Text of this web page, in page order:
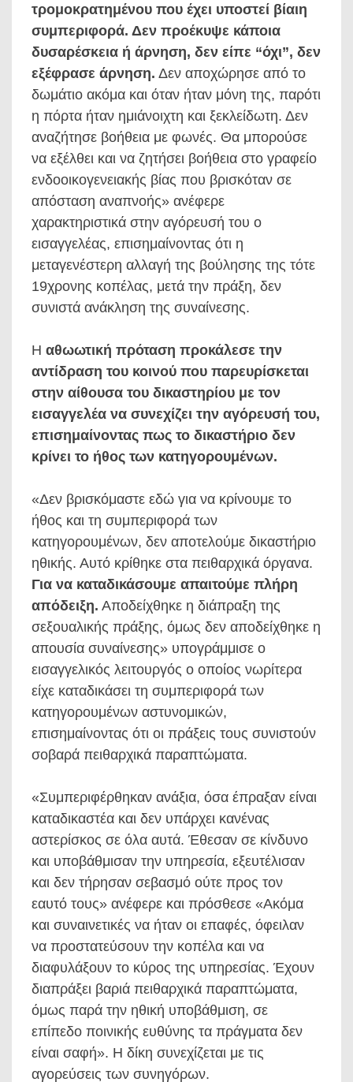
τρομοκρατημένου που έχει υποστεί βίαιη
συμπεριφορά. Δεν προέκυψε κάποια
δυσαρέσκεια ή άρνηση, δεν είπε “όχι”, δεν
εξέφρασε άρνηση. Δεν αποχώρησε από το
δωμάτιο ακόμα και όταν ήταν μόνη της, παρότι
η πόρτα ήταν ημιάνοιχτη και ξεκλείδωτη. Δεν
αναζήτησε βοήθεια με φωνές. Θα μπορούσε
να εξέλθει και να ζητήσει βοήθεια στο γραφείο
ενδοοικογενειακής βίας που βρισκόταν σε
απόσταση αναπνοής» ανέφερε
χαρακτηριστικά στην αγόρευσή του ο
εισαγγελέας, επισημαίνοντας ότι η
μεταγενέστερη αλλαγή της βούλησης της τότε
19χρονης κοπέλας, μετά την πράξη, δεν
συνιστά ανάκληση της συναίνεσης.
Η αθωωτική πρόταση προκάλεσε την
αντίδραση του κοινού που παρευρίσκεται
στην αίθουσα του δικαστηρίου με τον
εισαγγελέα να συνεχίζει την αγόρευσή του,
επισημαίνοντας πως το δικαστήριο δεν
κρίνει το ήθος των κατηγορουμένων.
«Δεν βρισκόμαστε εδώ για να κρίνουμε το
ήθος και τη συμπεριφορά των
κατηγορουμένων, δεν αποτελούμε δικαστήριο
ηθικής. Αυτό κρίθηκε στα πειθαρχικά όργανα.
Για να καταδικάσουμε απαιτούμε πλήρη
απόδειξη. Αποδείχθηκε η διάπραξη της
σεξουαλικής πράξης, όμως δεν αποδείχθηκε η
απουσία συναίνεσης» υπογράμμισε ο
εισαγγελικός λειτουργός ο οποίος νωρίτερα
είχε καταδικάσει τη συμπεριφορά των
κατηγορουμένων αστυνομικών,
επισημαίνοντας ότι οι πράξεις τους συνιστούν
σοβαρά πειθαρχικά παραπτώματα.
«Συμπεριφέρθηκαν ανάξια, όσα έπραξαν είναι
καταδικαστέα και δεν υπάρχει κανένας
αστερίσκος σε όλα αυτά. Έθεσαν σε κίνδυνο
και υποβάθμισαν την υπηρεσία, εξευτέλισαν
και δεν τήρησαν σεβασμό ούτε προς τον
εαυτό τους» ανέφερε και πρόσθεσε «Ακόμα
και συναινετικές να ήταν οι επαφές, όφειλαν
να προστατεύσουν την κοπέλα και να
διαφυλάξουν το κύρος της υπηρεσίας. Έχουν
διαπράξει βαριά πειθαρχικά παραπτώματα,
όμως παρά την ηθική υποβάθμιση, σε
επίπεδο ποινικής ευθύνης τα πράγματα δεν
είναι σαφή». Η δίκη συνεχίζεται με τις
αγορεύσεις των συνηγόρων.